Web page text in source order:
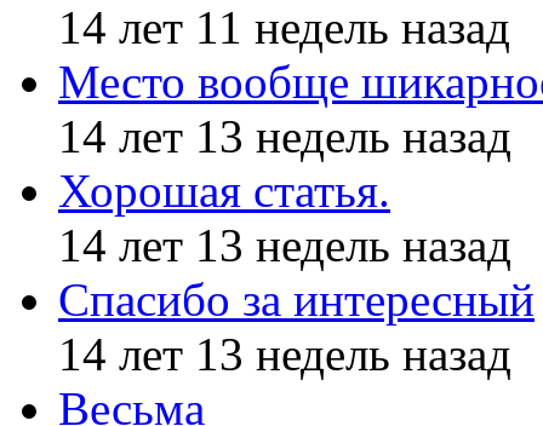
14 лет 11 недель назад
Место вообще
14 лет 13 недель назад
Хорошая статья.
14 лет 13 недель назад
Спасибо за интересный
14 лет 13 недель назад
Весьма